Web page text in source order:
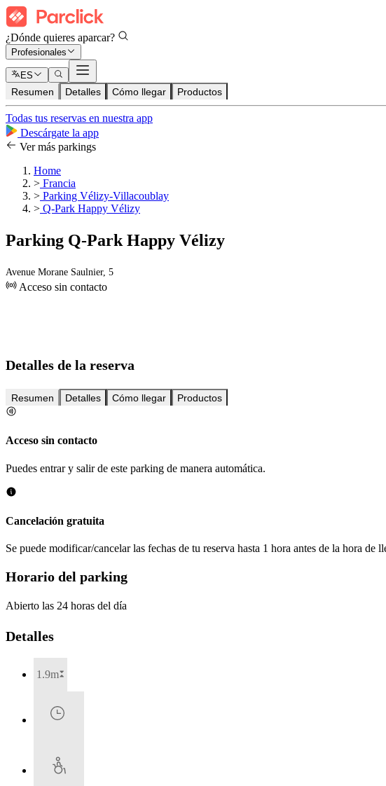
¿Dónde quieres aparcar?
Profesionales
ES
Resumen Detalles Cómo llegar Productos
Todas tus reservas en nuestra app
Descárgate la app
Ver más parkings
Home
> Francia
> Parking Vélizy-Villacoublay
> Q-Park Happy Vélizy
Parking Q-Park Happy Vélizy
Avenue Morane Saulnier, 5
Acceso sin contacto
Detalles de la reserva
Resumen Detalles Cómo llegar Productos
Acceso sin contacto
Puedes entrar y salir de este parking de manera automática.
Cancelación gratuita
Se puede modificar/cancelar las fechas de tu reserva hasta 1 hora antes de la hora de
Horario del parking
Abierto las 24 horas del día
Detalles
1.9m